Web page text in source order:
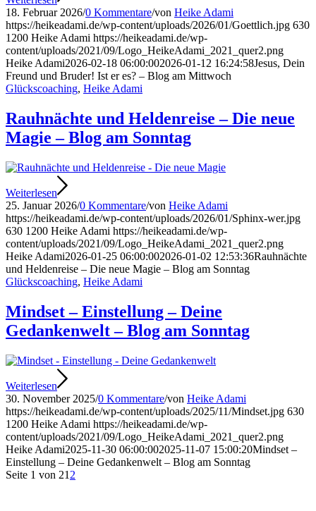
18. Februar 2026/0 Kommentare/von Heike Adami
https://heikeadami.de/wp-content/uploads/2026/01/Goettlich.jpg 630
1200 Heike Adami https://heikeadami.de/wp-
content/uploads/2021/09/Logo_HeikeAdami_2021_quer2.png
Heike Adami2026-02-18 06:00:002026-01-12 16:24:58Jesus, Dein
Freund und Bruder! Ist er es? – Blog am Mittwoch
Glückscoaching, Heike Adami
Rauhnächte und Heldenreise – Die neue
Magie – Blog am Sonntag
Weiterlesen
25. Januar 2026/0 Kommentare/von Heike Adami
https://heikeadami.de/wp-content/uploads/2026/01/Sphinx-wer.jpg
630 1200 Heike Adami https://heikeadami.de/wp-
content/uploads/2021/09/Logo_HeikeAdami_2021_quer2.png
Heike Adami2026-01-25 06:00:002026-01-02 12:53:36Rauhnächte
und Heldenreise – Die neue Magie – Blog am Sonntag
Glückscoaching, Heike Adami
Mindset – Einstellung – Deine
Gedankenwelt – Blog am Sonntag
Weiterlesen
30. November 2025/0 Kommentare/von Heike Adami
https://heikeadami.de/wp-content/uploads/2025/11/Mindset.jpg 630
1200 Heike Adami https://heikeadami.de/wp-
content/uploads/2021/09/Logo_HeikeAdami_2021_quer2.png
Heike Adami2025-11-30 06:00:002025-11-07 15:00:20Mindset –
Einstellung – Deine Gedankenwelt – Blog am Sonntag
Seite 1 von 21 2